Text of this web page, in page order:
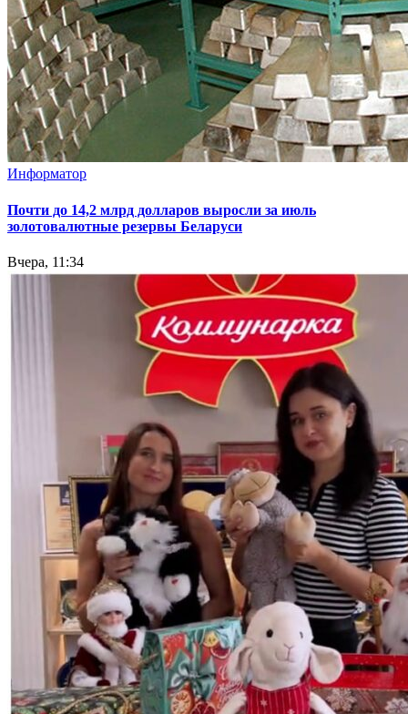
Информатор
Почти до 14,2 млрд долларов выросли за июль
золотовалютные резервы Беларуси
Вчера, 11:34